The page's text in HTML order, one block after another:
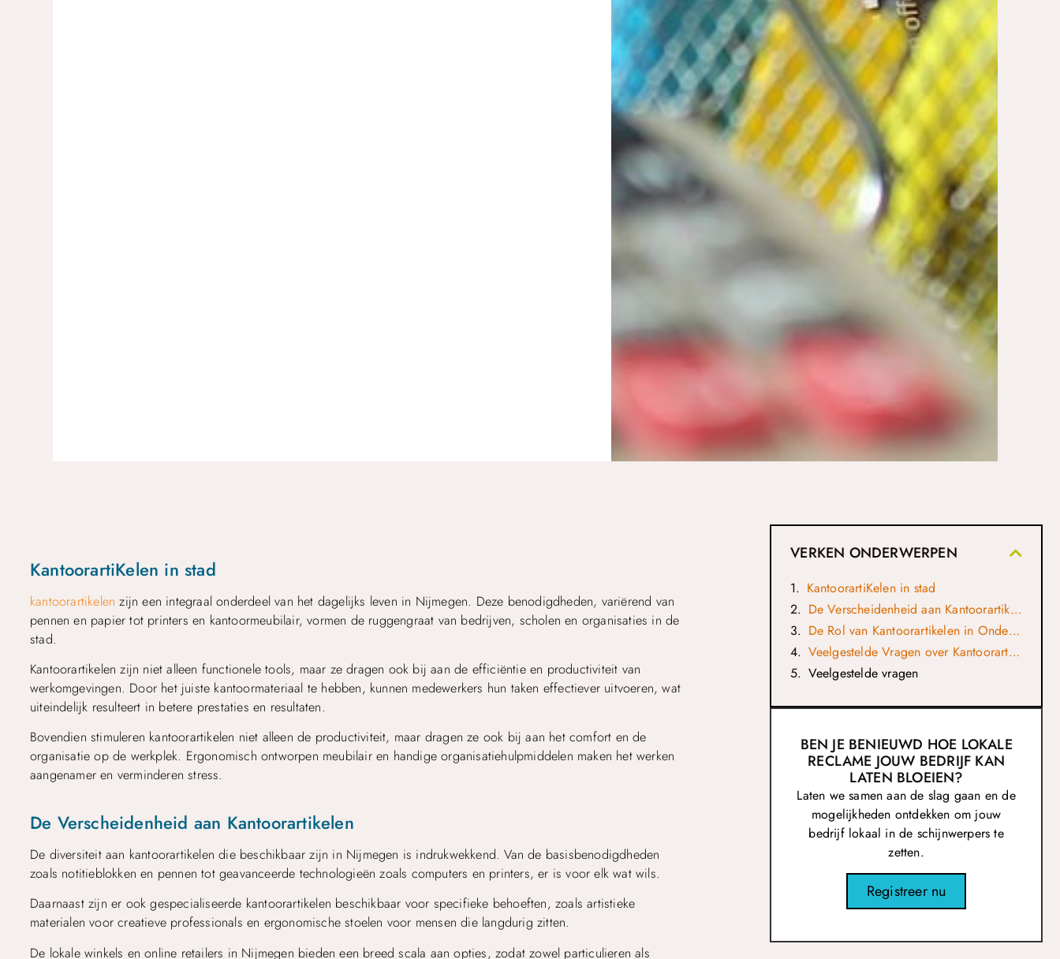
KantoorartiKelen in stad
kantoorartikelen zijn een integraal onderdeel van het dagelijks leven in Nijmegen. Deze benodigdheden, variërend van
pennen en papier tot printers en kantoormeubilair, vormen de ruggengraat van bedrijven, scholen en organisaties in de
stad.
Kantoorartikelen zijn niet alleen functionele tools, maar ze dragen ook bij aan de efficiëntie en productiviteit van
werkomgevingen. Door het juiste kantoormateriaal te hebben, kunnen medewerkers hun taken effectiever uitvoeren, wat
uiteindelijk resulteert in betere prestaties en resultaten.
Bovendien stimuleren kantoorartikelen niet alleen de productiviteit, maar dragen ze ook bij aan het comfort en de
organisatie op de werkplek. Ergonomisch ontworpen meubilair en handige organisatiehulpmiddelen maken het werken
aangenamer en verminderen stress.
De Verscheidenheid aan Kantoorartikelen
De diversiteit aan kantoorartikelen die beschikbaar zijn in Nijmegen is indrukwekkend. Van de basisbenodigdheden
zoals notitieblokken en pennen tot geavanceerde technologieën zoals computers en printers, er is voor elk wat wils.
Daarnaast zijn er ook gespecialiseerde kantoorartikelen beschikbaar voor specifieke behoeften, zoals artistieke
materialen voor creatieve professionals en ergonomische stoelen voor mensen die langdurig zitten.
De lokale winkels en online retailers in Nijmegen bieden een breed scala aan opties, zodat zowel particulieren als
VERKEN ONDERWERPEN
KantoorartiKelen in stad
De Verscheidenheid aan Kantoorartikelen
De Rol van Kantoorartikelen in Onderwijsinstellingen
Veelgestelde Vragen over Kantoorartikelen in Nijmegen
Veelgestelde vragen
BEN JE BENIEUWD HOE LOKALE
RECLAME JOUW BEDRIJF KAN
LATEN BLOEIEN?
Laten we samen aan de slag gaan en de
mogelijkheden ontdekken om jouw
bedrijf lokaal in de schijnwerpers te
zetten.
Registreer nu